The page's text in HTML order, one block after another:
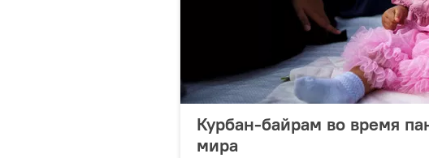
Курбан-байрам во время
мира